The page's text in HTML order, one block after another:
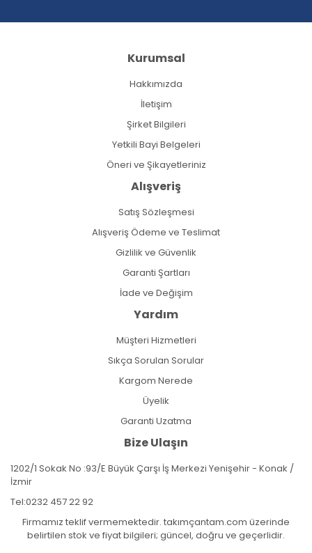
Kurumsal
Hakkımızda
İletişim
Şirket Bilgileri
Yetkili Bayi Belgeleri
Öneri ve Şikayetleriniz
Alışveriş
Satış Sözleşmesi
Alışveriş Ödeme ve Teslimat
Gizlilik ve Güvenlik
Garanti Şartları
İade ve Değişim
Yardım
Müşteri Hizmetleri
Sıkça Sorulan Sorular
Kargom Nerede
Üyelik
Garanti Uzatma
Bize Ulaşın
1202/1 Sokak No :93/E Büyük Çarşı İş Merkezi Yenişehir - Konak /
İzmir
Tel:0232 457 22 92
Firmamız teklif vermemektedir. takımçantam.com üzerinde
belirtilen stok ve fiyat bilgileri; güncel, doğru ve geçerlidir.